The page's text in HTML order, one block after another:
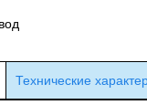
Технические